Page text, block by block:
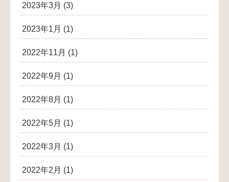
2023年3月 (3)
2023年1月 (1)
2022年11月 (1)
2022年9月 (1)
2022年8月 (1)
2022年5月 (1)
2022年3月 (1)
2022年2月 (1)